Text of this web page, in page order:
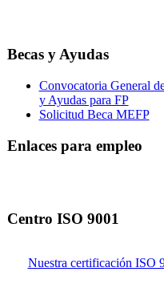
Becas y Ayudas
Convocatoria General
y Ayudas para FP
Solicitud Beca MEFP
Enlaces para empleo
Centro ISO 9001
Nuestra certificación ISO